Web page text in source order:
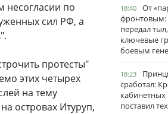
несогласии по
сил РФ, а
протесты"
этих четырех
на тему
островах Итуруп,
18:40
От
фронтовым:
передал
ключевые
боевым
18:23
сработал:
кабинетных
поставил